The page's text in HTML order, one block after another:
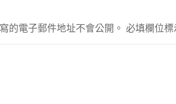
的電子郵件地址不會公開。 必填欄位